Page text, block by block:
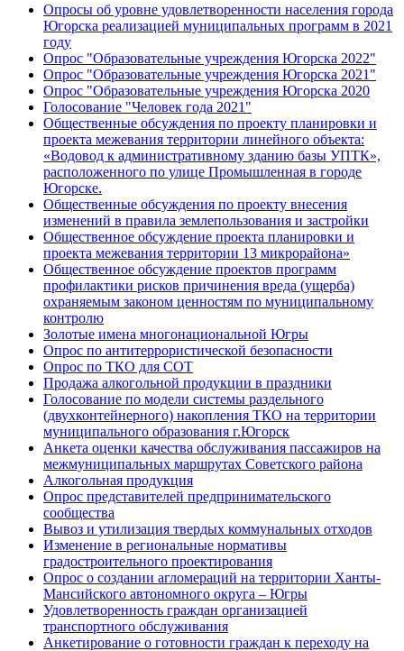
Опросы об уровне удовлетворенности населения города
Югорска реализацией муниципальных программ в 2021
году
Опрос "Образовательные учреждения Югорска 2022"
Опрос "Образовательные учреждения Югорска 2021"
Опрос "Образовательные учреждения Югорска 2020
Голосование "Человек года 2021"
Общественные обсуждения по проекту планировки и
проекта межевания территории линейного объекта:
«Водовод к административному зданию базы УПТК»,
расположенного по улице Промышленная в городе
Югорске.
Общественные обсуждения по проекту внесения
изменений в правила землепользования и застройки
Общественное обсуждение проекта планировки и
проекта межевания территории 13 микрорайона»
Общественное обсуждение проектов программ
профилактики рисков причинения вреда (ущерба)
охраняемым законом ценностям по муниципальному
контролю
Золотые имена многонациональной Югры
Опрос по антитеррористической безопасности
Опрос по ТКО для СОТ
Продажа алкогольной продукции в праздники
Голосование по модели системы раздельного
(двухконтейнерного) накопления ТКО на территории
муниципального образования г.Югорск
Анкета оценки качества обслуживания пассажиров на
межмуниципальных маршрутах Советского района
Алкогольная продукция
Опрос представителей предпринимательского
сообщества
Вывоз и утилизация твердых коммунальных отходов
Изменение в региональные нормативы
градостроительного проектирования
Опрос о создании агломераций на территории Ханты-
Мансийского автономного округа – Югры
Удовлетворенность граждан организацией
транспортного обслуживания
Анкетирование о готовности граждан к переходу на